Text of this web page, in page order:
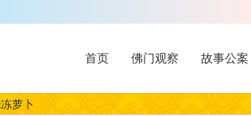
首页 佛门观察 故事公案
萝卜